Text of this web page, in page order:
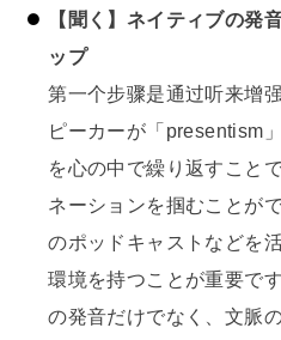
【聞く】ネイティブの発
ップ
第一个步骤是通过听来增
ピーカーが「presentism
を心の中で繰り返すこと
ネーションを掴むことが
のポッドキャストなどを
環境を持つことが重要で
の発音だけでなく、文脈